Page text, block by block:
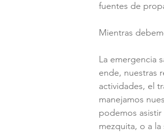
fuentes de
Mientras
La emergencia
ende, nuestras
actividades, el
manejamos
podemos
mezquita, o a la